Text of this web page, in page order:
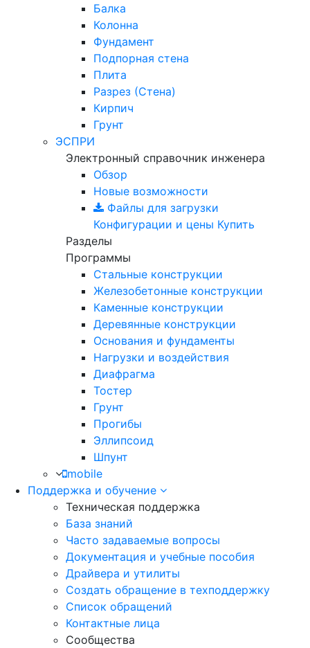
Балка
Колонна
Фундамент
Подпорная стена
Плита
Разрез (Стена)
Кирпич
Грунт
ЭСПРИ
Электронный справочник инженера
Обзор
Новые возможности
Файлы для загрузки
Конфигурации и цены Купить
Разделы
Программы
Стальные конструкции
Железобетонные конструкции
Каменные конструкции
Деревянные конструкции
Основания и фундаменты
Нагрузки и воздействия
Диафрагма
Тостер
Грунт
Прогибы
Эллипсоид
Шпунт
mobile
Поддержка и обучение
Техническая поддержка
База знаний
Часто задаваемые вопросы
Документация и учебные пособия
Драйвера и утилиты
Создать обращение в техподдержку
Список обращений
Контактные лица
Сообщества